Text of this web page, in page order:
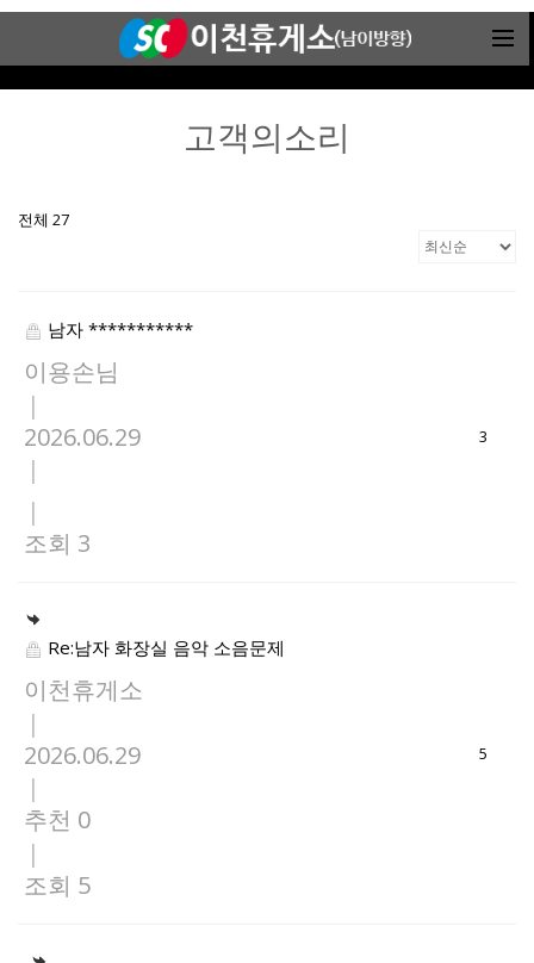
고객의소리
전체 27
남자 ***********
이용손님
|
2026.06.29
|
|
조회 3
3
Re:남자 화장실 음악 소음문제
이천휴게소
|
2026.06.29
|
추천 0
|
조회 5
5